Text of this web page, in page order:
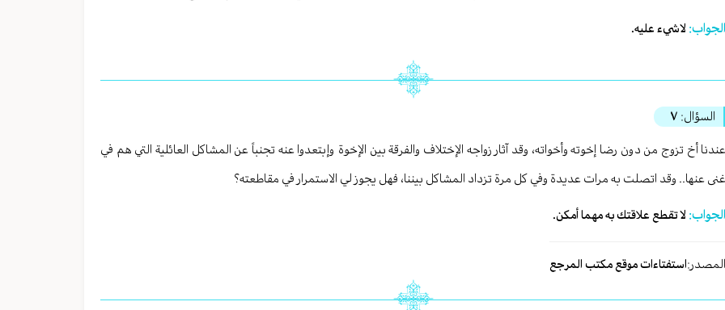
الجواب: لاشيء عليه.
السؤال: ٧
عندنا أخ تزوج من دون رضا إخوته وأخواته، وقد آثار زواجه الإختلاف والفرقة بين الإخوة وإبتعدوا عنه تجنباً عن المشاكل العائلية التي هم في
غنى عنها.. وقد اتصلت به مرات عديدة وفي كل مرة تزداد المشاكل بيننا، فهل يجوز لي الاستمرار في مقاطعته؟
الجواب: لا تقطع علاقتك به مهما أمكن.
المصدر:استفتاءات موقع مكتب المرجع